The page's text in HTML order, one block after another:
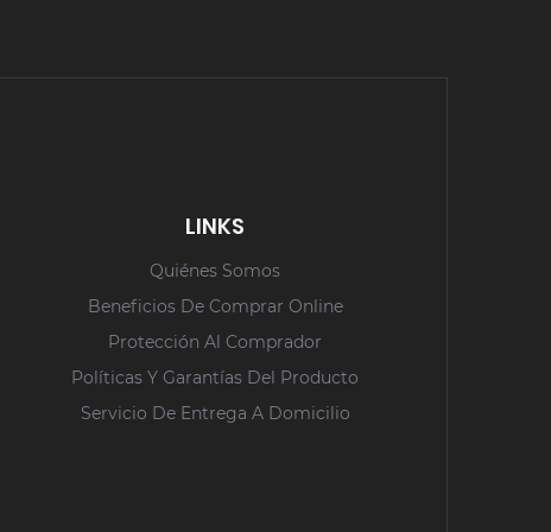
LINKS
Quiénes Somos
Beneficios De Comprar Online
Protección Al Comprador
Políticas Y Garantías Del Producto
Servicio De Entrega A Domicilio